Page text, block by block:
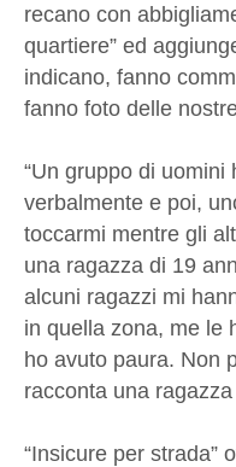
recano con
quartiere” ed
indicano, fanno
fanno foto delle
“Un gruppo di uomini
verbalmente e poi,
toccarmi mentre gli
una ragazza di 19
alcuni ragazzi mi
in quella zona, me le
ho avuto paura. Non
racconta una
“Insicure per strada”